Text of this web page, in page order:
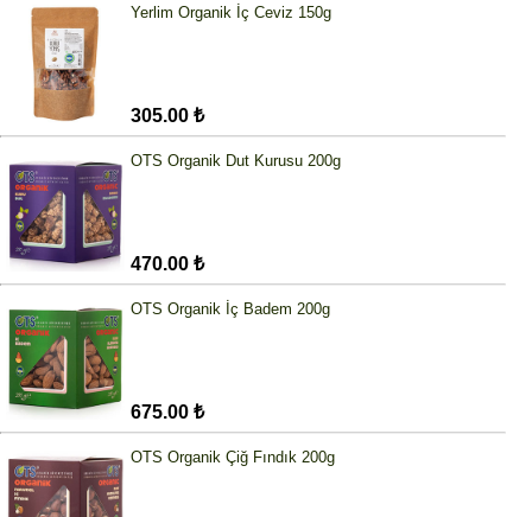
Yerlim Organik İç Ceviz 150g
305.00 ₺
OTS Organik Dut Kurusu 200g
470.00 ₺
OTS Organik İç Badem 200g
675.00 ₺
OTS Organik Çiğ Fındık 200g